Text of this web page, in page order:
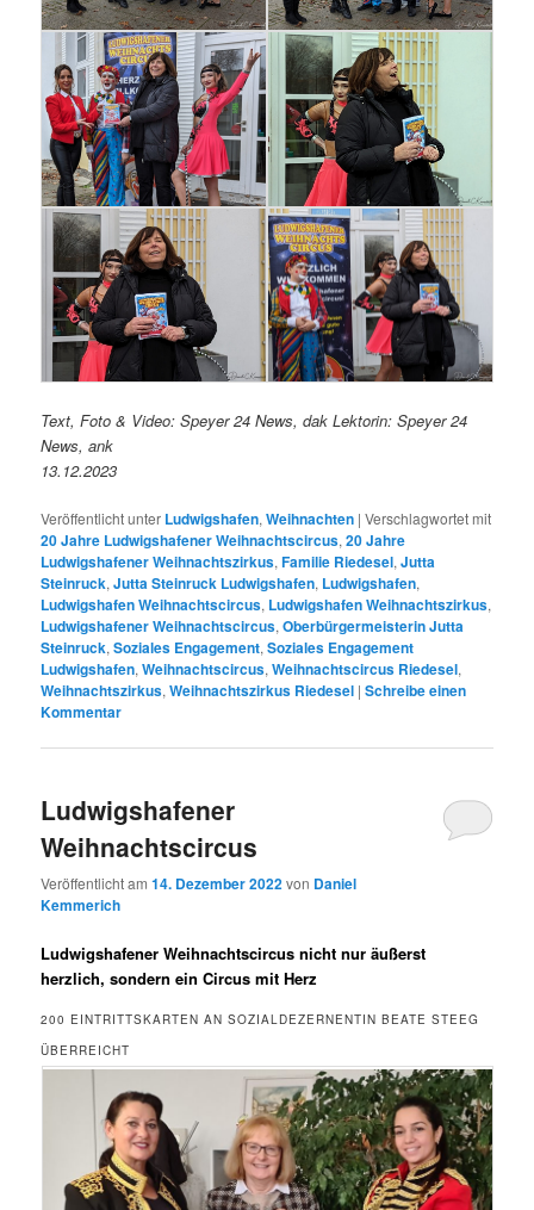
Text, Foto & Video: Speyer 24 News, dak Lektorin: Speyer 24
News, ank
13.12.2023
Veröffentlicht unter Ludwigshafen,Weihnachten |Verschlagwortet mit
20 Jahre Ludwigshafener Weihnachtscircus,20 Jahre
Ludwigshafener Weihnachtszirkus,Familie Riedesel,Jutta
Steinruck,Jutta Steinruck Ludwigshafen, Ludwigshafen,
Ludwigshafen Weihnachtscircus, Ludwigshafen Weihnachtszirkus,
Ludwigshafener Weihnachtscircus,Oberbürgermeisterin Jutta
Steinruck,Soziales Engagement,Soziales Engagement
Ludwigshafen,Weihnachtscircus,Weihnachtscircus Riedesel,
Weihnachtszirkus,Weihnachtszirkus Riedesel |Schreibe einen
Kommentar
Ludwigshafener
Weihnachtscircus
Veröffentlicht am14. Dezember 2022von Daniel
Kemmerich
Ludwigshafener Weihnachtscircus nicht nur äußerst
herzlich, sondern ein Circus mit Herz
200 EINTRITTSKARTEN AN SOZIALDEZERNENTIN BEATE STEEG
ÜBERREICHT